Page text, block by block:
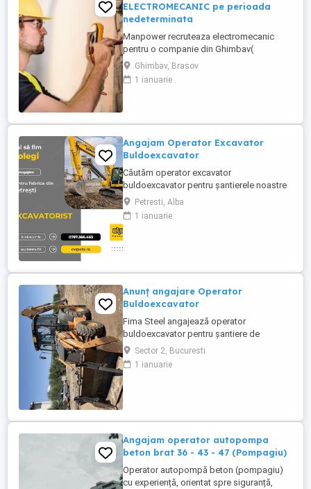
ELECTROMECANIC pe perioada
nedeterminata
Manpower recruteaza electromecanic
pentru o companie din Ghimbav(
producatoare de carton ondulat)-
responsabil cu întreținerea și repararea
instalațiilor și utilajelor industriale care
principale: - monitorizeaza și execută ...
Ghimbav, Brasov
1 ianuarie
Angajam Operator Excavator
Buldoexcavator
Căutăm operator excavator
buldoexcavator pentru șantierele noastre
din judetul Alba. Cerințe: Atestat
profesional pentru excavator și sau
buldoexcavator Experiență anterioară pe
Permis ...
Petresti, Alba
1 ianuarie
Anunț angajare Operator
Buldoexcavator
Fima Steel angajează operator
buldoexcavator pentru șantiere de
construcții civile și industriale. Cerințe:
Atestat certificat de operator
buldoexcavator (valabil) Experiență
Oferim: ...
Sector 2, Bucuresti
1 ianuarie
Angajam operator autopompa
beton brat 36 - 43 - 47 (Pompagiu)
Operator autopompă beton (pompagiu)
cu experiență, orientat spre siguranță,